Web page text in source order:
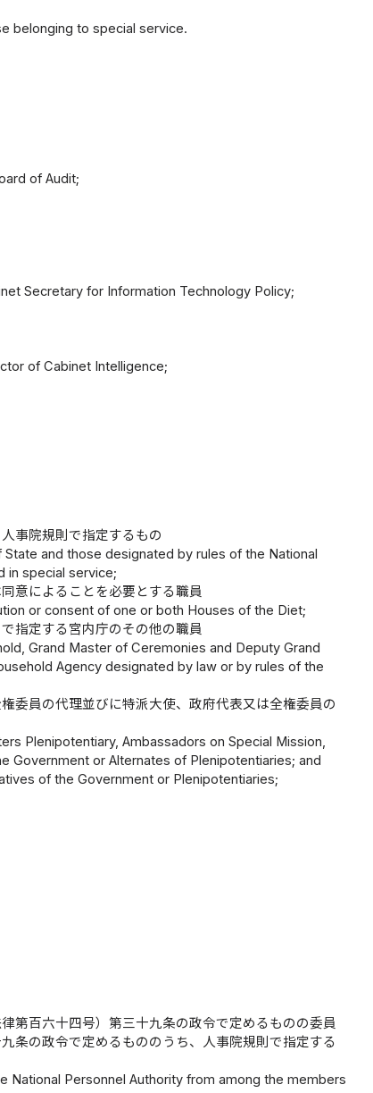
belonging to special service.
of Audit;
Secretary for Information Technology Policy;
of Cabinet Intelligence;
事院規則で指定するもの
and those designated by rules of the National
in special service;
意によることを必要とする職員
or consent of one or both Houses of the Diet;
指定する宮内庁のその他の職員
Grand Master of Ceremonies and Deputy Grand
Agency designated by law or by rules of the
委員の代理並びに特派大使、政府代表又は全権委員の
Plenipotentiary, Ambassadors on Special Mission,
Government or Alternates of Plenipotentiaries; and
of the Government or Plenipotentiaries;
律第百六十四号）第三十九条の政令で定めるものの委員
条の政令で定めるもののうち、人事院規則で指定する
Personnel Authority from among the members